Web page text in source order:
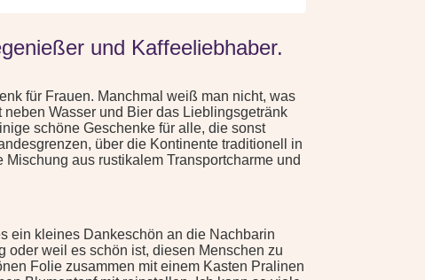
und Kaffeeliebhaber.
für Frauen. Manchmal weiß man nicht, was
Wasser und Bier das Lieblingsgetränk
schöne Geschenke für alle, die sonst
über die Kontinente traditionell in
aus rustikalem Transportcharme und
ein kleines Dankeschön an die Nachbarin
oder weil es schön ist, diesen Menschen zu
Folie zusammen mit einem Kasten Pralinen